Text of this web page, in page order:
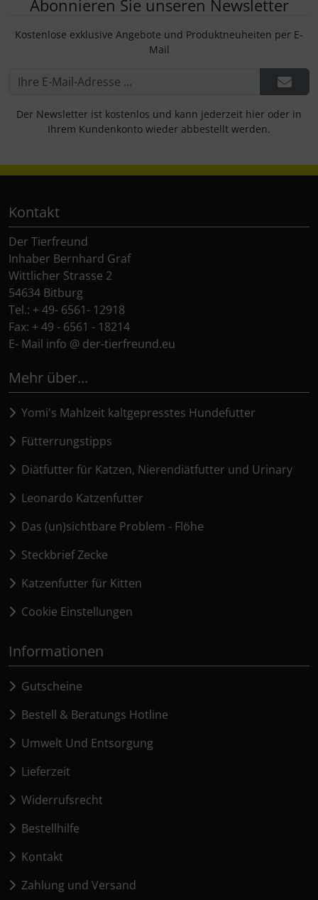
Abonnieren Sie unseren Newsletter
Kostenlose exklusive Angebote und Produktneuheiten per E-
Mail
Der Newsletter ist kostenlos und kann jederzeit hier oder in
Ihrem Kundenkonto wieder abbestellt werden.
Kontakt
Der Tierfreund
Inhaber Bernhard Graf
Wittlicher Strasse 2
54634 Bitburg
Tel.: + 49- 6561- 12918
Fax: + 49 - 6561 - 18214
E- Mail info @ der-tierfreund.eu
Mehr über...
Yomi's Mahlzeit kaltgepresstes Hundefutter
Fütterrungstipps
Diätfutter für Katzen, Nierendiätfutter und Urinary
Leonardo Katzenfutter
Das (un)sichtbare Problem - Flöhe
Steckbrief Zecke
Katzenfutter für Kitten
Cookie Einstellungen
Informationen
Gutscheine
Bestell & Beratungs Hotline
Umwelt Und Entsorgung
Lieferzeit
Widerrufsrecht
Bestellhilfe
Kontakt
Zahlung und Versand